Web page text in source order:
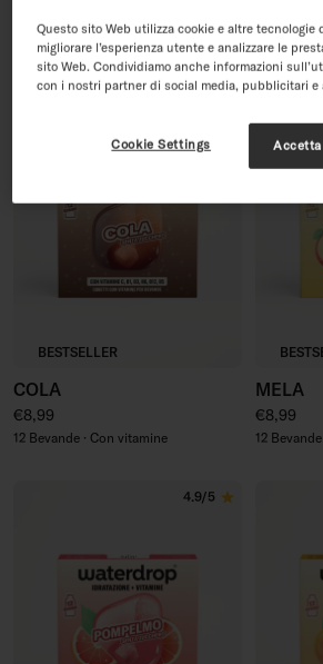
48 Bevande · Con vitamine 12
BESTSELLER
COLA
Prezzo regolare
€8,99
12 Bevande · Con vitamine
MELA
Prezzo
€8,99
12
4.9/5
Questo sito Web utilizza cookie e altre tecnologie
migliorare l’esperienza utente e analizzare le
sito Web. Condividiamo anche informazioni
con i nostri partner di social media, pubblicitari e
Cookie Settings